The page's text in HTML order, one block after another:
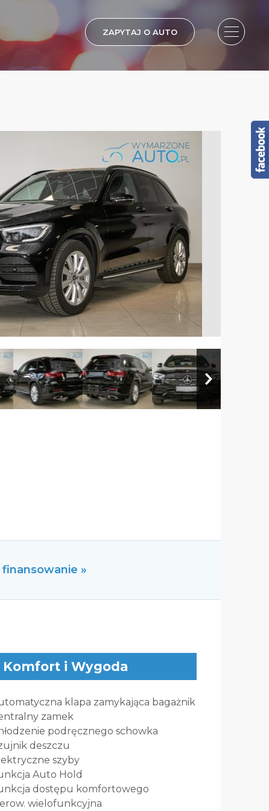
ZAPYTAJ O AUTO
»
Komfort i Wygoda
klapa zamykająca bagażnik
zamek
podręcznego schowka
deszczu
szyby
Auto Hold
dostępu komfortowego
wielofunkcyjna